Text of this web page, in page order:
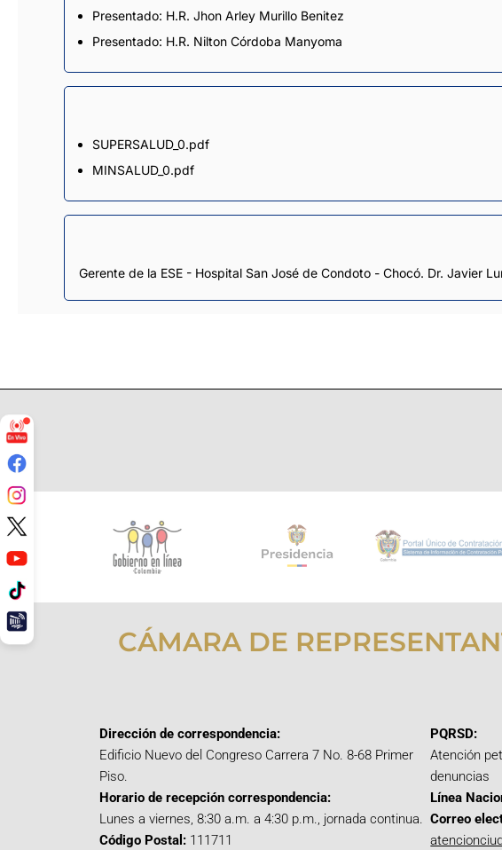
Presentado: H.R. Jhon Arley Murillo Benitez
Presentado: H.R. Nilton Córdoba Manyoma
SUPERSALUD_0.pdf
MINSALUD_0.pdf
Gerente de la ESE - Hospital San José de Condoto - Chocó. Dr. Javier
CÁMARA DE
Dirección de correspondencia:
Edificio Nuevo del Congreso Carrera 7 No. 8-68 Primer
Piso.
Horario de recepción correspondencia:
Lunes a viernes, 8:30 a.m. a 4:30 p.m., jornada continua.
Código Postal: 111711
PQRSD:
Atención
denuncias
Línea
Correo